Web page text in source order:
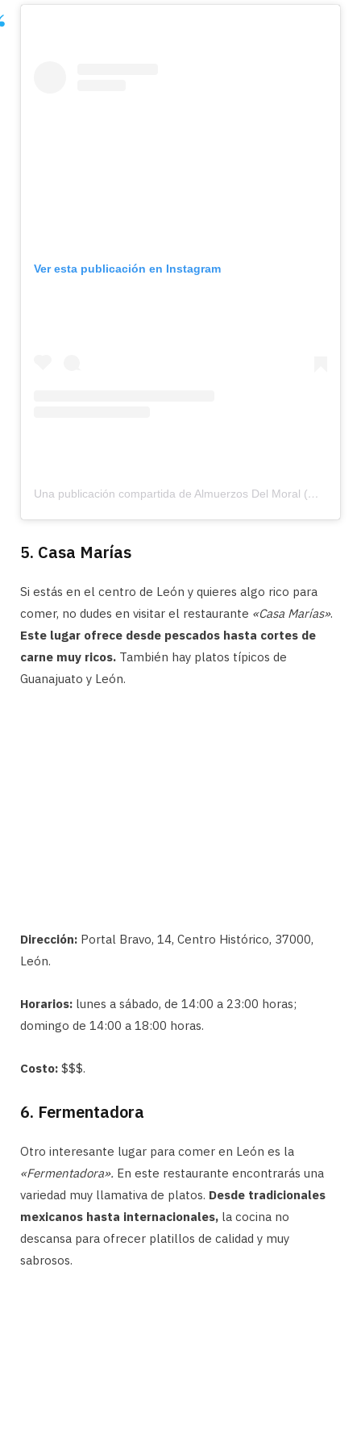
Ver esta publicación en Instagram
Una publicación compartida de Almuerzos Del Moral (@almuerzosdelmoral)
5. Casa Marías
Si estás en el centro de León y quieres algo rico para
comer, no dudes en visitar el restaurante «Casa Marías».
Este lugar ofrece desde pescados hasta cortes de
carne muy ricos. También hay platos típicos de
Guanajuato y León.
Dirección: Portal Bravo, 14, Centro Histórico, 37000,
León.
Horarios: lunes a sábado, de 14:00 a 23:00 horas;
domingo de 14:00 a 18:00 horas.
Costo: $$$.
6. Fermentadora
Otro interesante lugar para comer en León es la
«Fermentadora». En este restaurante encontrarás una
variedad muy llamativa de platos. Desde tradicionales
mexicanos hasta internacionales, la cocina no
descansa para ofrecer platillos de calidad y muy
sabrosos.